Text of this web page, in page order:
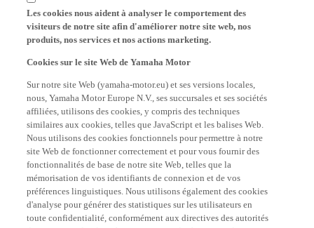
Les cookies nous aident à analyser le comportement des
visiteurs de notre site afin d'améliorer notre site web, nos
produits, nos services et nos actions marketing.
nous, Yamaha Motor Europe N.V., ses succursales et ses sociétés
affiliées, utilisons des cookies, y compris des techniques
similaires aux cookies, telles que JavaScript et les balises Web.
Nous utilisons des cookies fonctionnels pour permettre à notre
site Web de fonctionner correctement et pour vous fournir des
fonctionnalités de base de notre site Web, telles que la
mémorisation de vos identifiants de connexion et de vos
préférences linguistiques. Nous utilisons également des cookies
d'analyse pour générer des statistiques sur les utilisateurs en
toute confidentialité, conformément aux directives des autorités
de protection des données, pour nous aider à comprendre